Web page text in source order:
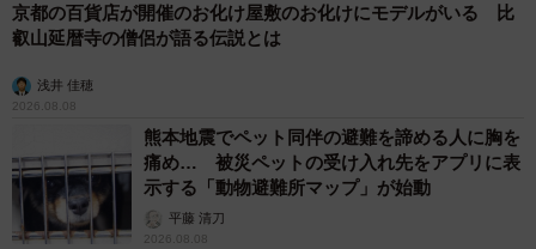
京都の百貨店が開催のお化け屋敷のお化けにモデルがいる 比
叡山延暦寺の僧侶が語る伝説とは
浅井 佳穂
2026.08.08
熊本地震でペット同伴の避難を諦める人に胸を
痛め… 被災ペットの受け入れ先をアプリに表
示する「動物避難所マップ」が始動
平藤 清刀
2026.08.08